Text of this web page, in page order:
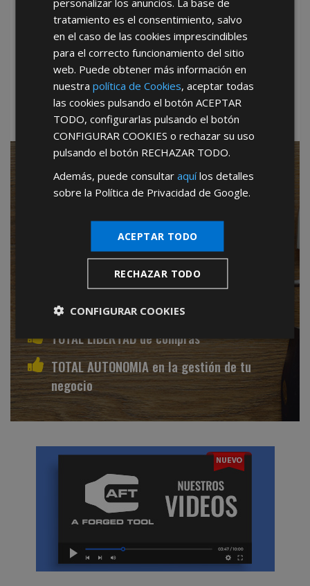
He leído y acepto laPolítica de Privacidad
*Abstenerse particulares, sólo venta a tiendas y empresas
minoristas y mayoristas.
SIN CANON de entrada
SIN CUOTAS mensuales
SIN PERIODOS de permanencia
SIN CARGOS por publicidad
SIN COMISIONES sobre ventas
SIN IMPORTE mínimo de compras
TOTAL LIBERTAD de compras
TOTAL AUTONOMIA en la gestión de tu
negocio
tratamiento es el consentimiento, salvo
en el caso de las cookies imprescindibles
para el correcto funcionamiento del sitio
web. Puede obtener más información en
nuestrapolítica de Cookies, aceptar todas
las cookies pulsando el botónACEPTAR
TODO, configurarlas pulsando el botón
CONFIGURAR COOKIES o rechazar su uso
pulsando el botón RECHAZAR TODO.
Además, puede consultaraquílos detalles
sobre la Política de Privacidad de Google.
ACEPTAR TODO
RECHAZAR TODO
CONFIGURAR COOKIES